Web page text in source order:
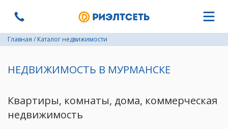
Главная / Каталог недвижимости
НЕДВИЖИМОСТЬ В МУРМАНСКЕ
Квартиры, комнаты, дома, коммерческая
недвижимость